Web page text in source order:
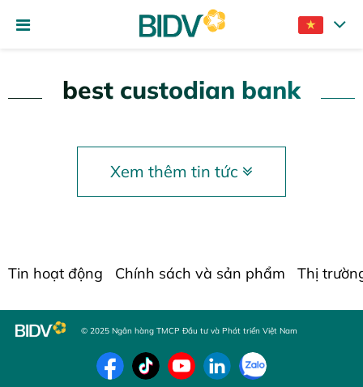
best custodian bank
Xem thêm tin tức
Tin hoạt động Chính sách và sản phẩm Thị
© 2025 Ngân hàng TMCP Đầu tư và Phát triển Việt Nam